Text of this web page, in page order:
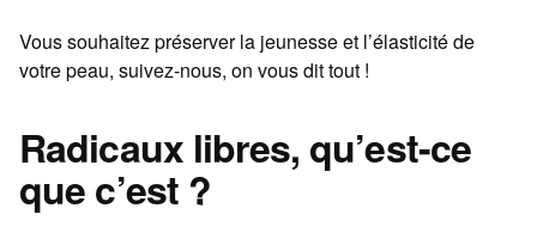
Vous souhaitez préserver la jeunesse et l’élasticité de
votre peau, suivez-nous, on vous dit tout !
Radicaux libres, qu’est-ce
que c’est ?